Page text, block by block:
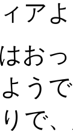
ア
お
う
で